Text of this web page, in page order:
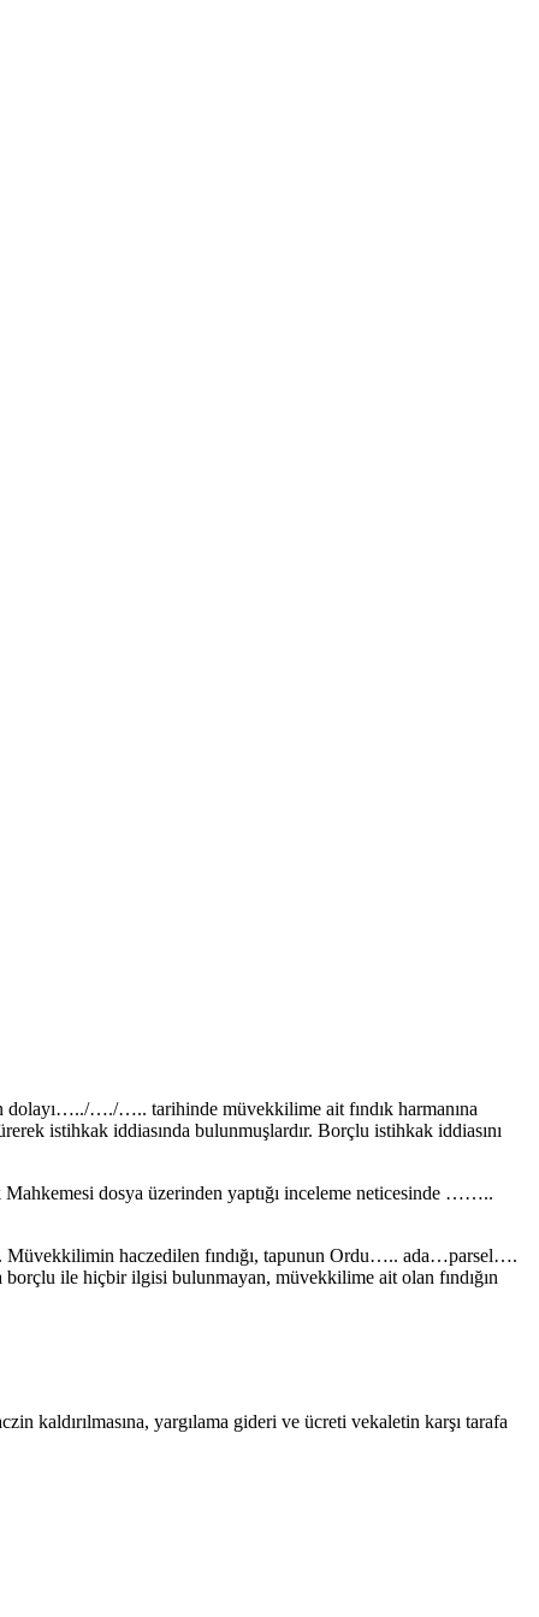
…./….. tarihinde müvekkilime ait fındık harmanına
istihkak iddiasında bulunmuşlardır. Borçlu istihkak iddiasını
dosya üzerinden yaptığı inceleme neticesinde ……..
Müvekkilimin haczedilen fındığı, tapunun Ordu….. ada…parsel….
ile hiçbir ilgisi bulunmayan, müvekkilime ait olan fındığın
kaldırılmasına, yargılama gideri ve ücreti vekaletin karşı tarafa